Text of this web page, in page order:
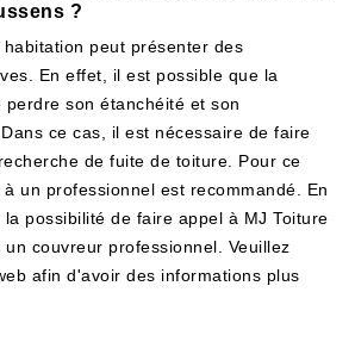
?
peut présenter des
En effet, il est possible que la
son étanchéité et son
ce cas, il est nécessaire de faire
de fuite de toiture. Pour ce
un professionnel est recommandé. En
possibilité de faire appel à MJ Toiture
un couvreur professionnel. Veuillez
afin d'avoir des informations plus